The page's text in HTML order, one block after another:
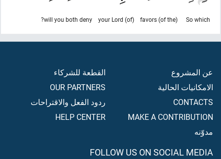
So which
(of the) favors
(of) your Lord
will you both deny?
عن المشروع
الامكانيات الحالية
CONTACTS
MAKE A CONTRIBUTION
مدوّنه
القطعة للشركاء
OUR PARTNERS
ردود الفعل والاقتراحات
HELP CENTER
FOLLOW US ON SOCIAL MEDIA